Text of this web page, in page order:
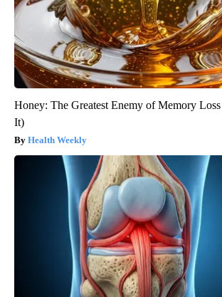
Honey: The Greatest Enemy of Memory
It)
Health Weekly